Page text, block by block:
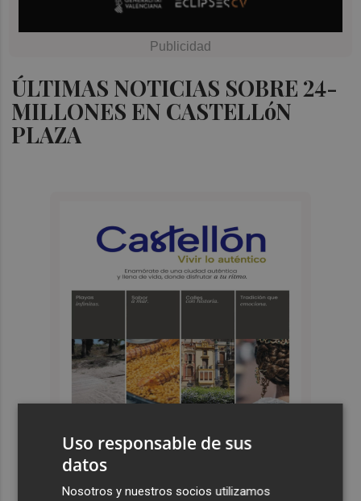
ÚLTIMAS NOTICIAS SOBRE 24-
MILLONES EN CASTELLóN
PLAZA
Últimas Noticias
Uso responsable de sus
datos
Nosotros y nuestros socios utilizamos